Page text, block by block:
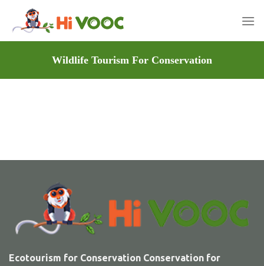
content
Wildlife Tourism For Conservation
Ecotourism for Conservation Conservation for